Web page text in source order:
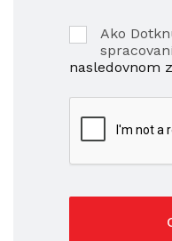
Ako
nasledovnom